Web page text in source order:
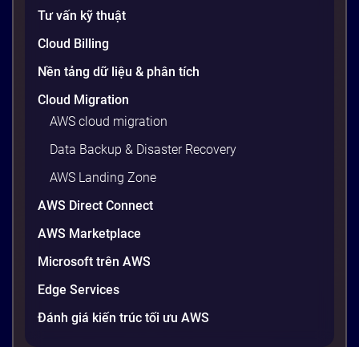
Reducing the Cyber Recovery Timeline –Download
Tư vấn kỹ thuật
Cloud Billing
Nền tảng dữ liệu & phân tích
Cloud Migration
AWS cloud migration
Data Backup & Disaster Recovery
AWS Landing Zone
AWS Direct Connect
AWS Marketplace
Microsoft trên AWS
Edge Services
Đánh giá kiến trúc tối ưu AWS